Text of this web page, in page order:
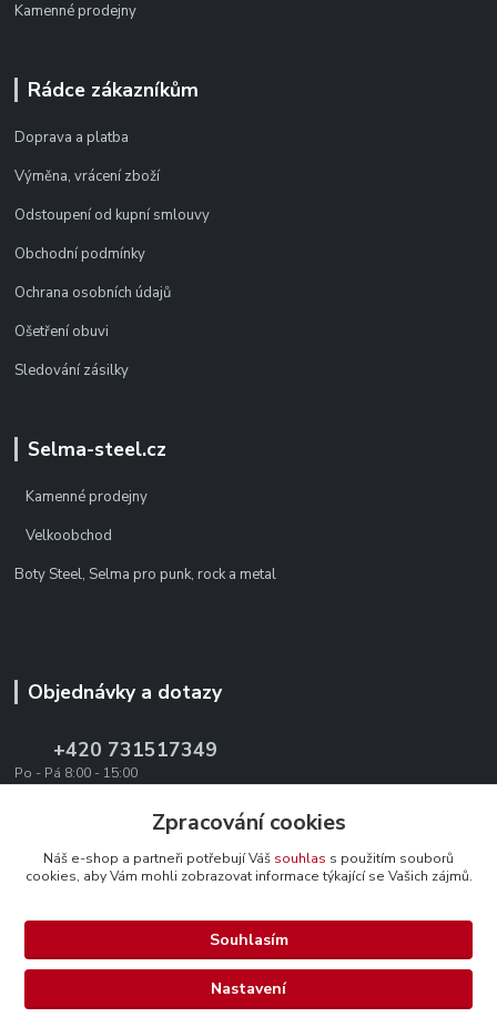
Kamenné prodejny
Rádce zákazníkům
Doprava a platba
Výměna, vrácení zboží
Odstoupení od kupní smlouvy
Obchodní podmínky
Ochrana osobních údajů
Ošetření obuvi
Sledování zásilky
Selma-steel.cz
Kamenné prodejny
Velkoobchod
Boty Steel, Selma pro punk, rock a metal
Objednávky a dotazy
+420 731517349
Po - Pá 8:00 - 15:00
office@texevo.cz
Upravit sběr cookies.
Zpracování cookies
Náš e-shop a partneři potřebují Váš souhlas s použitím souborů
cookies, aby Vám mohli zobrazovat informace týkající se Vašich zájmů.
Nastavení
Souhlasím